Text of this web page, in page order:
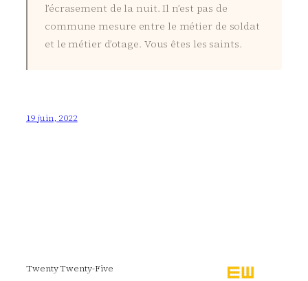
l’écrasement de la nuit. Il n’est pas de
commune mesure entre le métier de soldat
et le métier d’otage. Vous êtes les saints.
19 juin, 2022
Twenty Twenty-Five